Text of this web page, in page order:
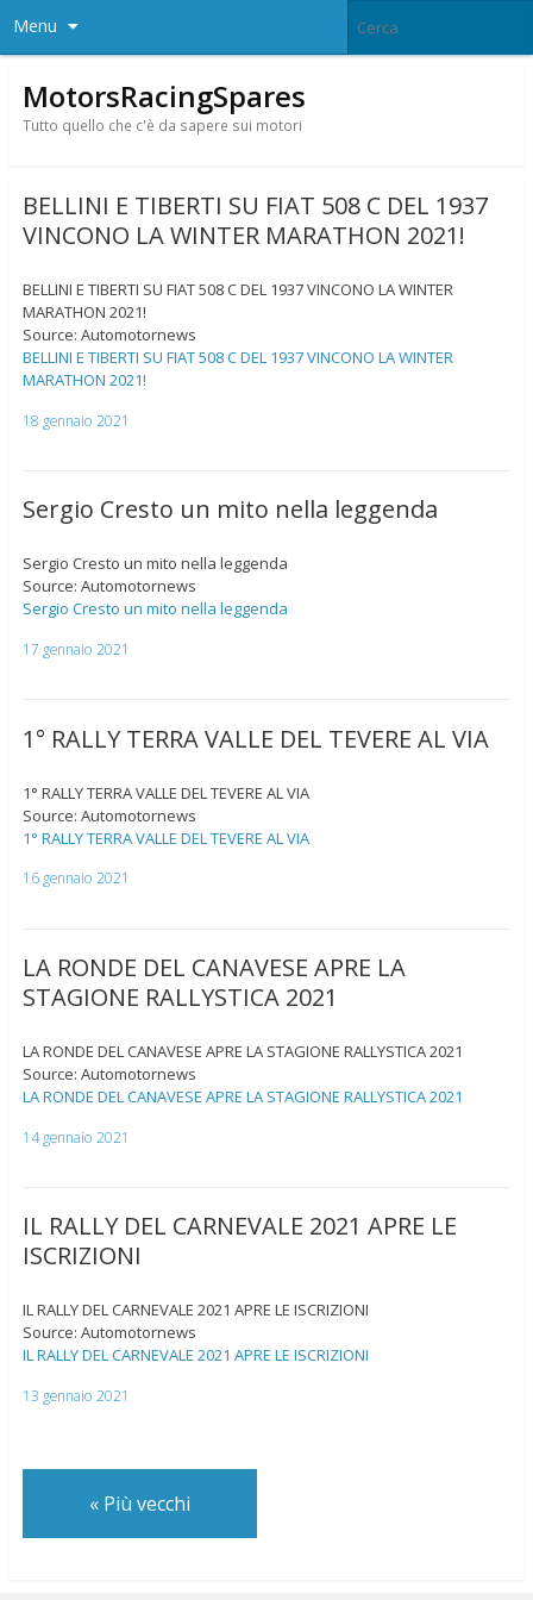
Menu
MotorsRacingSpares
Tutto quello che c'è da sapere sui motori
BELLINI E TIBERTI SU FIAT 508 C DEL 1937
VINCONO LA WINTER MARATHON 2021!
BELLINI E TIBERTI SU FIAT 508 C DEL 1937 VINCONO LA WINTER
MARATHON 2021!
Source: Automotornews
BELLINI E TIBERTI SU FIAT 508 C DEL 1937 VINCONO LA WINTER
MARATHON 2021!
18 gennaio 2021
Sergio Cresto un mito nella leggenda
Sergio Cresto un mito nella leggenda
Source: Automotornews
Sergio Cresto un mito nella leggenda
17 gennaio 2021
1° RALLY TERRA VALLE DEL TEVERE AL VIA
1° RALLY TERRA VALLE DEL TEVERE AL VIA
Source: Automotornews
1° RALLY TERRA VALLE DEL TEVERE AL VIA
16 gennaio 2021
LA RONDE DEL CANAVESE APRE LA
STAGIONE RALLYSTICA 2021
LA RONDE DEL CANAVESE APRE LA STAGIONE RALLYSTICA 2021
Source: Automotornews
LA RONDE DEL CANAVESE APRE LA STAGIONE RALLYSTICA 2021
14 gennaio 2021
IL RALLY DEL CARNEVALE 2021 APRE LE
ISCRIZIONI
IL RALLY DEL CARNEVALE 2021 APRE LE ISCRIZIONI
Source: Automotornews
IL RALLY DEL CARNEVALE 2021 APRE LE ISCRIZIONI
13 gennaio 2021
«Più vecchi